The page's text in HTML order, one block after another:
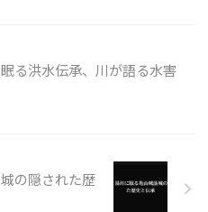
る洪水伝承、川が語る水害
の隠された歴